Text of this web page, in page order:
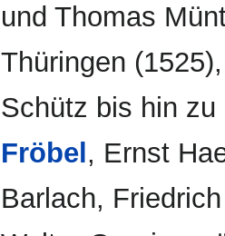
und Thomas
Thüringen
Schütz bis hin
Fröbel , Ernst
Barlach,